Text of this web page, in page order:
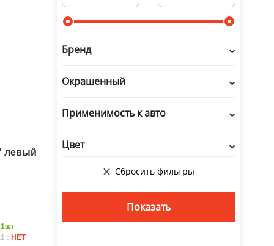
Бренд
Окрашенный
Применимость к авто
Цвет
левый
1шт
: НЕТ